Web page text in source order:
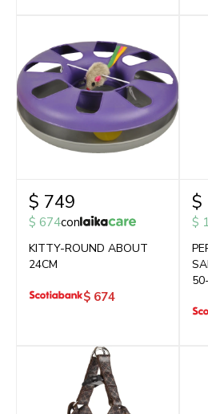
$ 749
$ 674con
KITTY-ROUND ABOUT
24CM
$ 674
$
$